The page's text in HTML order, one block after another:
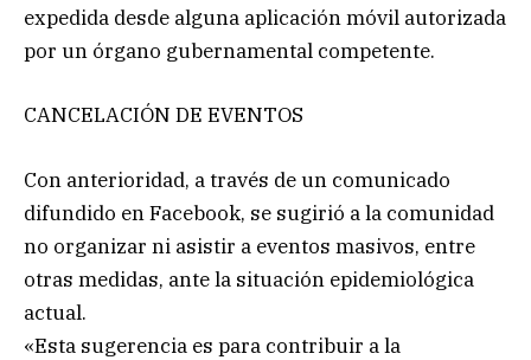
expedida desde alguna aplicación móvil autorizada
por un órgano gubernamental competente.
CANCELACIÓN DE EVENTOS
Con anterioridad, a través de un comunicado
difundido en Facebook, se sugirió a la comunidad
no organizar ni asistir a eventos masivos, entre
otras medidas, ante la situación epidemiológica
actual.
«Esta sugerencia es para contribuir a la